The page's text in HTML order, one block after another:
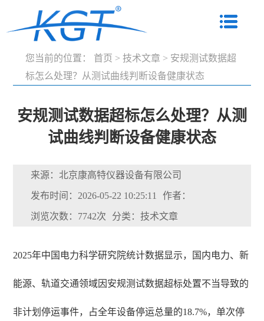
您当前的位置： 首页 > 技术文章 > 安规测试数据超
标怎么处理？从测试曲线判断设备健康状态
安规测试数据超标怎么处理？从测
试曲线判断设备健康状态
来源：北京康高特仪器设备有限公司
发布时间：2026-05-22 10:25:11 作者：
浏览次数：7742次 分类：技术文章
2025年中国电力科学研究院统计数据显示，国内电力、新
能源、轨道交通领域因安规测试数据超标处置不当导致的
非计划停运事件，占全年设备停运总量的18.7%，单次停